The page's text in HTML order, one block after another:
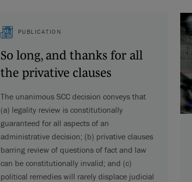
PUBLICATION
So long, and thanks for all
the privative clauses
The unanimous SCC decision conveys that
(a) legality review is constitutionally
guaranteed for all aspects of an
administrative decision; (b) privative clauses
barring review of questions of fact and law
can be constitutionally invalid; and (c)
political remedies will rarely displace judicial